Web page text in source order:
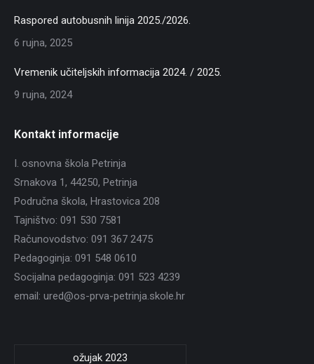
Raspored autobusnih linija 2025./2026.
6 rujna, 2025
Vremenik učiteljskih informacija 2024. / 2025.
9 rujna, 2024
Kontakt informacije
I. osnovna škola Petrinja
Srnakova 1, 44250, Petrinja
Područna škola, Hrastovica 208
Tajništvo: 091 530 7581
Računovodstvo: 091 367 2475
Pedagoginja: 091 548 0610
Socijalna pedagoginja: 091 523 4239
email: ured@os-prva-petrinja.skole.hr
ožujak 2023